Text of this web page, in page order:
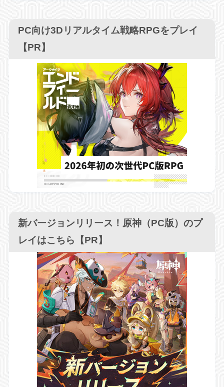
PC向け3Dリアルタイム戦略RPGをプレイ
【PR】
新バージョンリリース！原神（PC版）のプ
レイはこちら【PR】